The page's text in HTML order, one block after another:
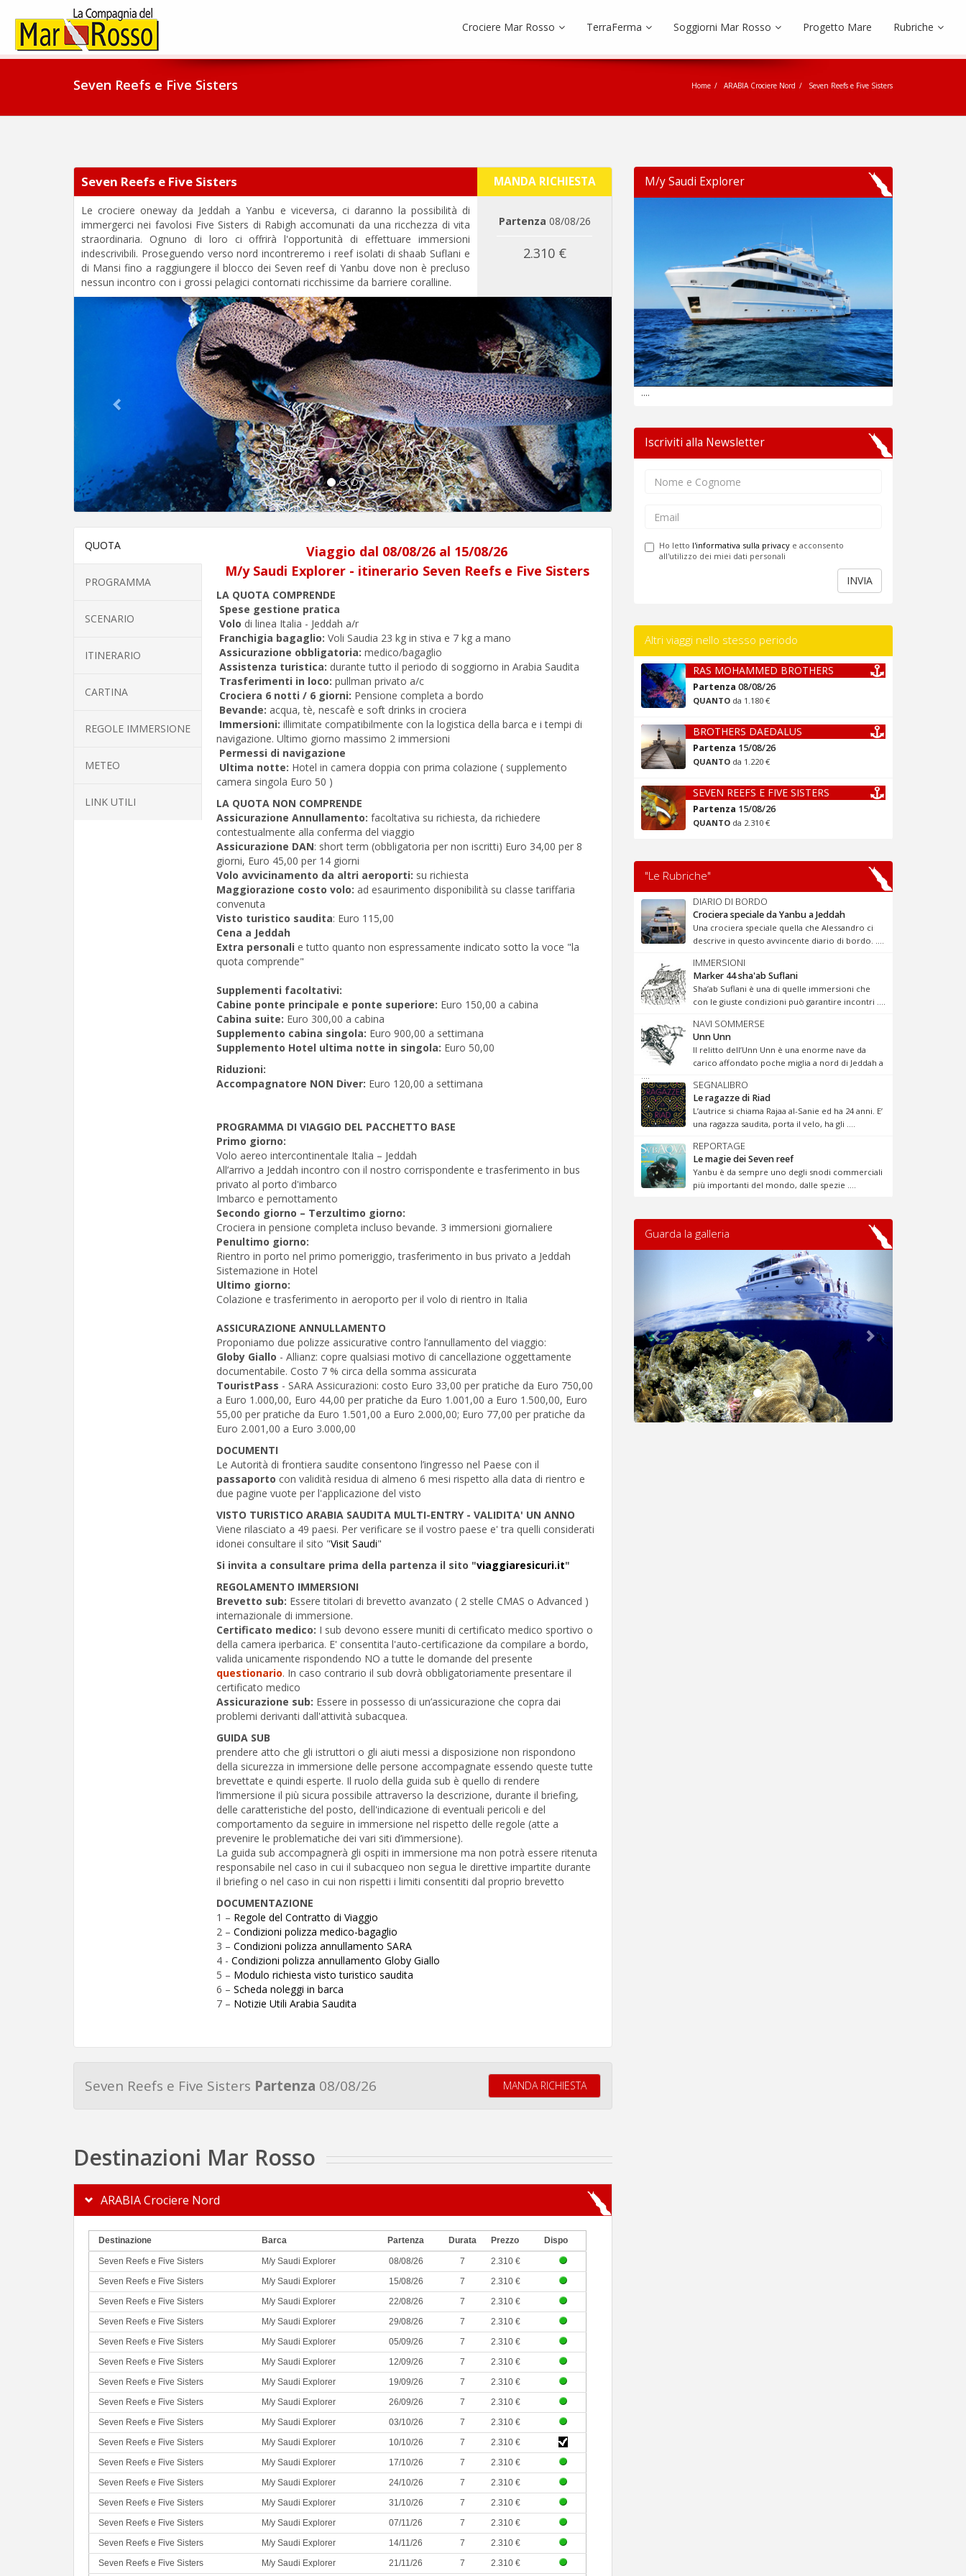
Crociere Mar Rosso TerraFerma Soggiorni Mar Rosso Progetto Mare Rubriche
Seven Reefs e Five Sisters Home ARABIA Crociere Nord Seven Reefs e Five Sisters
Seven Reefs e Five Sisters
Le crociere oneway da Jeddah a Yanbu e viceversa, ci daranno la possibilità di
immergerci nei favolosi Five Sisters di Rabigh accomunati da una ricchezza di vita
straordinaria. Ognuno di loro ci offrirà l'opportunità di effettuare immersioni
indescrivibili. Proseguendo verso nord incontreremo i reef isolati di shaab Suflani e
di Mansi fino a raggiungere il blocco dei Seven reef di Yanbu dove non è precluso
nessun incontro con i grossi pelagici contornati ricchissime da barriere coralline.
MANDA RICHIESTA
Partenza 08/08/26
2.310 €
Previous Next
QUOTA
PROGRAMMA
SCENARIO
ITINERARIO
CARTINA
REGOLE IMMERSIONE
METEO
LINK UTILI
Viaggio dal 08/08/26 al 15/08/26
M/y Saudi Explorer - itinerario Seven Reefs e Five Sisters
LA QUOTA COMPRENDE
Spese gestione pratica
Volo di linea Italia - Jeddah a/r
Franchigia bagaglio: Voli Saudia 23 kg in stiva e 7 kg a mano
Assicurazione obbligatoria: medico/bagaglio
Assistenza turistica: durante tutto il periodo di soggiorno in Arabia Saudita
Trasferimenti in loco: pullman privato a/c
Crociera 6 notti / 6 giorni: Pensione completa a bordo
Bevande: acqua, tè, nescafè e soft drinks in crociera
Immersioni: illimitate compatibilmente con la logistica della barca e i tempi di
navigazione. Ultimo giorno massimo 2 immersioni
Permessi di navigazione
Ultima notte: Hotel in camera doppia con prima colazione ( supplemento
camera singola Euro 50 )
LA QUOTA NON COMPRENDE
Assicurazione Annullamento: facoltativa su richiesta, da richiedere
contestualmente alla conferma del viaggio
Assicurazione DAN: short term (obbligatoria per non iscritti) Euro 34,00 per 8
giorni, Euro 45,00 per 14 giorni
Volo avvicinamento da altri aeroporti: su richiesta
Maggiorazione costo volo: ad esaurimento disponibilità su classe tariffaria
convenuta
Visto turistico saudita: Euro 115,00
Cena a Jeddah
Extra personali e tutto quanto non espressamente indicato sotto la voce "la
quota comprende"
Supplementi facoltativi:
Cabine ponte principale e ponte superiore: Euro 150,00 a cabina
Cabina suite: Euro 300,00 a cabina
Supplemento cabina singola: Euro 900,00 a settimana
Supplemento Hotel ultima notte in singola: Euro 50,00
Riduzioni:
Accompagnatore NON Diver: Euro 120,00 a settimana
PROGRAMMA DI VIAGGIO DEL PACCHETTO BASE
Primo giorno:
Volo aereo intercontinentale Italia – Jeddah
All’arrivo a Jeddah incontro con il nostro corrispondente e trasferimento in bus
privato al porto d'imbarco
Imbarco e pernottamento
Secondo giorno – Terzultimo giorno:
Crociera in pensione completa incluso bevande. 3 immersioni giornaliere
Penultimo giorno:
Rientro in porto nel primo pomeriggio, trasferimento in bus privato a Jeddah
Sistemazione in Hotel
Ultimo giorno:
Colazione e trasferimento in aeroporto per il volo di rientro in Italia
ASSICURAZIONE ANNULLAMENTO
Proponiamo due polizze assicurative contro l’annullamento del viaggio:
Globy Giallo - Allianz: copre qualsiasi motivo di cancellazione oggettamente
documentabile. Costo 7 % circa della somma assicurata
TouristPass - SARA Assicurazioni: costo Euro 33,00 per pratiche da Euro 750,00
a Euro 1.000,00, Euro 44,00 per pratiche da Euro 1.001,00 a Euro 1.500,00, Euro
55,00 per pratiche da Euro 1.501,00 a Euro 2.000,00; Euro 77,00 per pratiche da
Euro 2.001,00 a Euro 3.000,00
DOCUMENTI
Le Autorità di frontiera saudite consentono l’ingresso nel Paese con il
passaporto con validità residua di almeno 6 mesi rispetto alla data di rientro e
due pagine vuote per l'applicazione del visto
VISTO TURISTICO ARABIA SAUDITA MULTI-ENTRY - VALIDITA' UN ANNO
Viene rilasciato a 49 paesi. Per verificare se il vostro paese e' tra quelli considerati
idonei consultare il sito "Visit Saudi"
Si invita a consultare prima della partenza il sito "viaggiaresicuri.it"
REGOLAMENTO IMMERSIONI
Brevetto sub: Essere titolari di brevetto avanzato ( 2 stelle CMAS o Advanced )
internazionale di immersione.
Certificato medico: I sub devono essere muniti di certificato medico sportivo o
della camera iperbarica. E' consentita l'auto-certificazione da compilare a bordo,
valida unicamente rispondendo NO a tutte le domande del presente
questionario. In caso contrario il sub dovrà obbligatoriamente presentare il
certificato medico
Assicurazione sub: Essere in possesso di un’assicurazione che copra dai
problemi derivanti dall'attività subacquea.
GUIDA SUB
prendere atto che gli istruttori o gli aiuti messi a disposizione non rispondono
della sicurezza in immersione delle persone accompagnate essendo queste tutte
brevettate e quindi esperte. Il ruolo della guida sub è quello di rendere
l’immersione il più sicura possibile attraverso la descrizione, durante il briefing,
delle caratteristiche del posto, dell'indicazione di eventuali pericoli e del
comportamento da seguire in immersione nel rispetto delle regole (atte a
prevenire le problematiche dei vari siti d’immersione).
La guida sub accompagnerà gli ospiti in immersione ma non potrà essere ritenuta
responsabile nel caso in cui il subacqueo non segua le direttive impartite durante
il briefing o nel caso in cui non rispetti i limiti consentiti dal proprio brevetto
DOCUMENTAZIONE
1 – Regole del Contratto di Viaggio
2 – Condizioni polizza medico-bagaglio
3 – Condizioni polizza annullamento SARA
4 - Condizioni polizza annullamento Globy Giallo
5 – Modulo richiesta visto turistico saudita
6 – Scheda noleggi in barca
7 – Notizie Utili Arabia Saudita
Seven Reefs e Five Sisters Partenza 08/08/26 MANDA RICHIESTA
Destinazioni Mar Rosso
ARABIA Crociere Nord
Destinazione Barca Partenza Durata Prezzo Dispo
Seven Reefs e Five Sisters M/y Saudi Explorer 08/08/26 7
2.310 €
Seven Reefs e Five Sisters
M/y Saudi Explorer 15/08/26 7
2.310 €
Seven Reefs e Five Sisters
M/y Saudi Explorer 22/08/26 7
2.310 €
Seven Reefs e Five Sisters
M/y Saudi Explorer 29/08/26 7
2.310 €
Seven Reefs e Five Sisters
M/y Saudi Explorer 05/09/26 7
2.310 €
Seven Reefs e Five Sisters
M/y Saudi Explorer 12/09/26 7
2.310 €
Seven Reefs e Five Sisters
M/y Saudi Explorer 19/09/26 7
2.310 €
Seven Reefs e Five Sisters
M/y Saudi Explorer 26/09/26 7
2.310 €
Seven Reefs e Five Sisters
M/y Saudi Explorer 03/10/26 7
2.310 €
Seven Reefs e Five Sisters
M/y Saudi Explorer 10/10/26 7
2.310 €
Seven Reefs e Five Sisters
M/y Saudi Explorer 17/10/26 7
2.310 €
Seven Reefs e Five Sisters
M/y Saudi Explorer 24/10/26 7
2.310 €
Seven Reefs e Five Sisters
M/y Saudi Explorer 31/10/26 7
2.310 €
Seven Reefs e Five Sisters
M/y Saudi Explorer 07/11/26 7
2.310 €
Seven Reefs e Five Sisters
M/y Saudi Explorer 14/11/26 7
2.310 €
Seven Reefs e Five Sisters
M/y Saudi Explorer 21/11/26 7 2.310 €
M/y Saudi Explorer
....
Iscriviti alla Newsletter
Ho letto l'informativa sulla privacy e acconsento
all'utilizzo dei miei dati personali
INVIA
Altri viaggi nello stesso periodo
RAS MOHAMMED BROTHERS
Partenza 08/08/26
QUANTO da 1.180 €
BROTHERS DAEDALUS
Partenza 15/08/26
QUANTO da 1.220 €
SEVEN REEFS E FIVE SISTERS
Partenza 15/08/26
QUANTO da 2.310 €
"Le Rubriche"
DIARIO DI BORDO
Crociera speciale da Yanbu a Jeddah
Una crociera speciale quella che Alessandro ci
descrive in questo avvincente diario di bordo. ....
IMMERSIONI
Marker 44 sha'ab Suflani
Sha’ab Suflani è una di quelle immersioni che
con le giuste condizioni può garantire incontri ....
NAVI SOMMERSE
Unn Unn
Il relitto dell’Unn Unn è una enorme nave da
carico affondato poche miglia a nord di Jeddah a
....
SEGNALIBRO
Le ragazze di Riad
L’autrice si chiama Rajaa al-Sanie ed ha 24 anni. E’
una ragazza saudita, porta il velo, ha gli ....
REPORTAGE
Le magie dei Seven reef
Yanbu è da sempre uno degli snodi commerciali
più importanti del mondo, dalle spezie ....
Guarda la galleria